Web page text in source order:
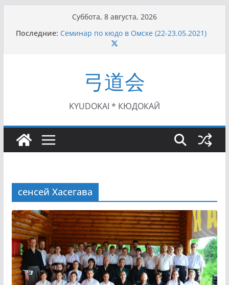
содержимому
Суббота, 8 августа, 2026
Последние: Семинар по кюдо в Омске (22-23.05.2021)
Чемпионат Росcии, Дёмино (2-5.09.2021)
II Кубок Посла Японии в России по Кюдо,
Орёл (25.07.2021)
I этап Кубка Московской области по Кюдо /
Сейдокан II (27.06.2021)
弓道会
KYUDOKAI * КЮДОКАЙ
сенсей Хасегава